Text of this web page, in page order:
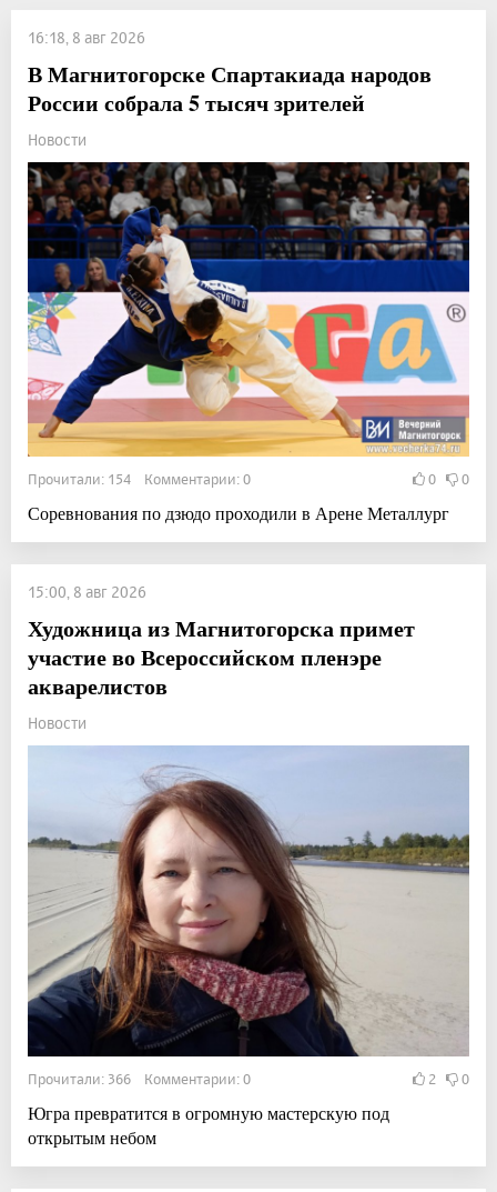
16:18, 8 авг 2026
В Магнитогорске Спартакиада народов
России собрала 5 тысяч зрителей
Новости
Прочитали: 154 Комментарии: 0 0 0
Соревнования по дзюдо проходили в Арене Металлург
15:00, 8 авг 2026
Художница из Магнитогорска примет
участие во Всероссийском пленэре
акварелистов
Новости
Прочитали: 366 Комментарии: 0 2 0
Югра превратится в огромную мастерскую под
открытым небом